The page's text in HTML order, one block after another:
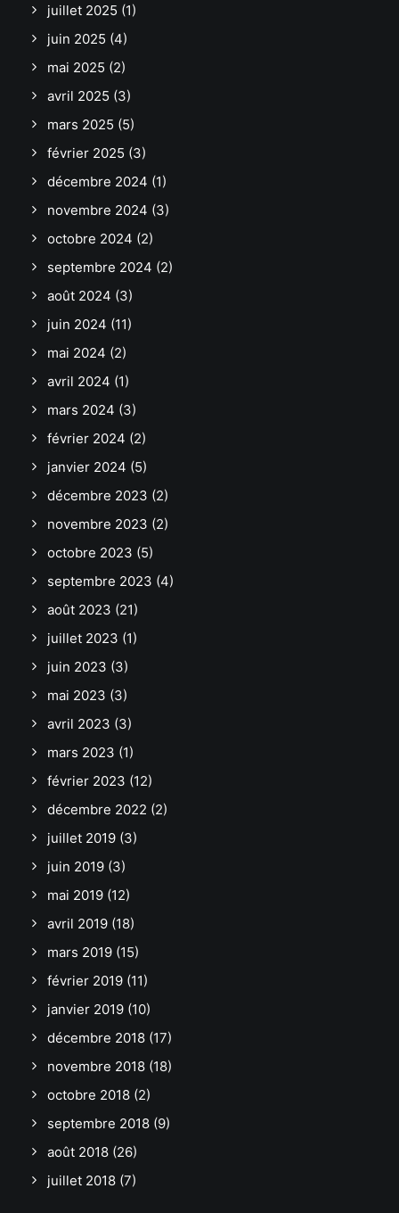
juillet 2025 (1)
juin 2025 (4)
mai 2025 (2)
avril 2025 (3)
mars 2025 (5)
février 2025 (3)
décembre 2024 (1)
novembre 2024 (3)
octobre 2024 (2)
septembre 2024 (2)
août 2024 (3)
juin 2024 (11)
mai 2024 (2)
avril 2024 (1)
mars 2024 (3)
février 2024 (2)
janvier 2024 (5)
décembre 2023 (2)
novembre 2023 (2)
octobre 2023 (5)
septembre 2023 (4)
août 2023 (21)
juillet 2023 (1)
juin 2023 (3)
mai 2023 (3)
avril 2023 (3)
mars 2023 (1)
février 2023 (12)
décembre 2022 (2)
juillet 2019 (3)
juin 2019 (3)
mai 2019 (12)
avril 2019 (18)
mars 2019 (15)
février 2019 (11)
janvier 2019 (10)
décembre 2018 (17)
novembre 2018 (18)
octobre 2018 (2)
septembre 2018 (9)
août 2018 (26)
juillet 2018 (7)